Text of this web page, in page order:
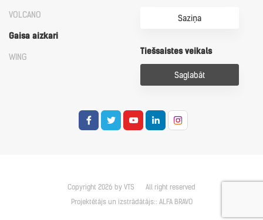
VOLCANO
Gaisa aizkari
WING
Saziņa
Tiešsaistes veikals
Saglabāt
Copyright 2026 by VTS
All right reserved
Projektētājs un izstrādātājs:: ALFA BRAVO